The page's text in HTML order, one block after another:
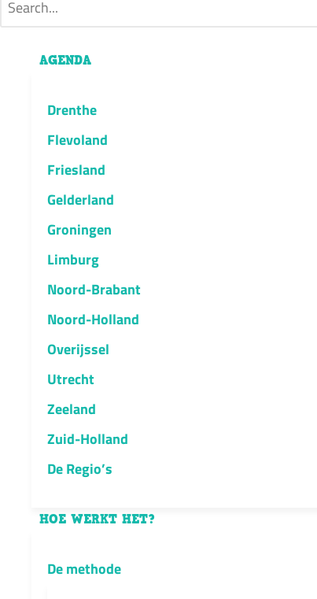
AGENDA
Drenthe
Flevoland
Friesland
Gelderland
Groningen
Limburg
Noord-Brabant
Noord-Holland
Overijssel
Utrecht
Zeeland
Zuid-Holland
De Regio’s
HOE WERKT HET?
De methode